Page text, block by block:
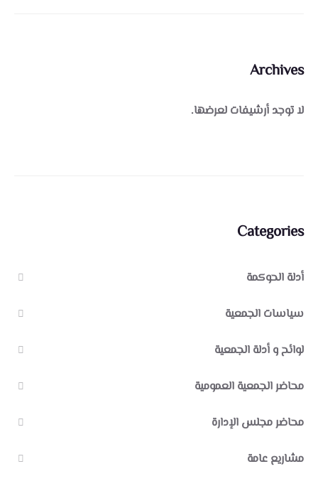
Archives
لا توجد أرشيفات لعرضها.
Categories
أدلة الحوكمة
سياسات الجمعية
لوائح و أدلة الجمعية
محاضر الجمعية العمومية
محاضر مجلس الإدارة
مشاريع عامة